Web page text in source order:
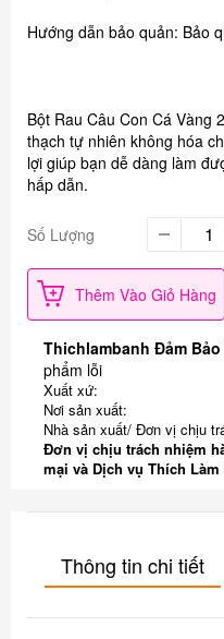
Hướng dẫn bảo quản: Bảo
Bột Rau Câu Con Cá Vàng
thạch tự nhiên không hóa
lợi giúp bạn dễ dàng làm
hấp dẫn.
Số Lượng
Thêm Vào Giỏ Hàng
Thichlambanh Đảm Bảo
phẩm lỗi
Xuất xứ:
Nơi sản xuất:
Nhà sản xuất/ Đơn vị chịu
Đơn vị chịu trách nhiệm
mại và Dịch vụ Thích Làm
Thông tin chi tiết